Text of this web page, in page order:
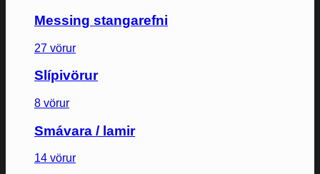
Messing stangarefni
27 vörur
Slípivörur
8 vörur
Smávara / lamir
14 vörur